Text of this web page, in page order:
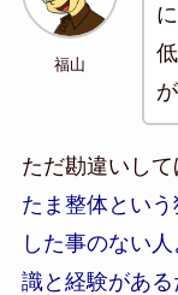
福山
ただ勘違いして
たま整体とい
した事のない
識と経験があ